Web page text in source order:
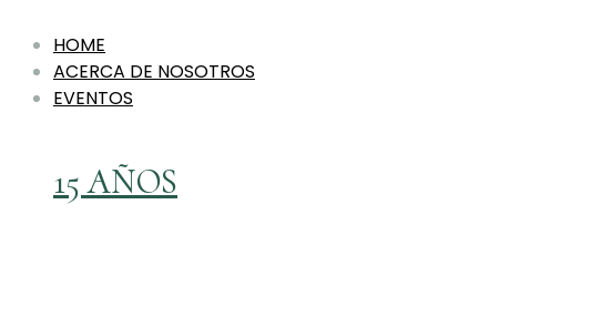
HOME
ACERCA DE NOSOTROS
EVENTOS
15 AÑOS